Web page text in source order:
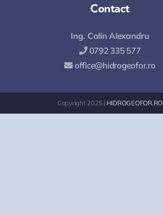
Contact
Ing. Calin Alexandru
0792 335 577
office@hidrogeofor.ro
Copyright 2025 | HIDROGEOFOR.RO